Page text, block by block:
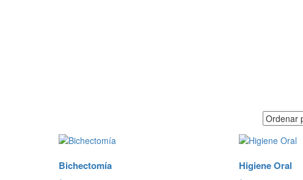
Bichectomía Higiene Oral